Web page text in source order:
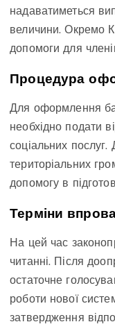
надаватиметься
величини. Окремо
допомоги для
Процедура
Для оформлення
необхідно подати
соціальних
територіальних
допомогу в
Терміни
На цей час
читанні. Після
остаточне
роботи нової
затвердження